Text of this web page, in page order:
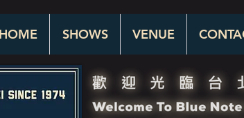
SHOWS VENUE